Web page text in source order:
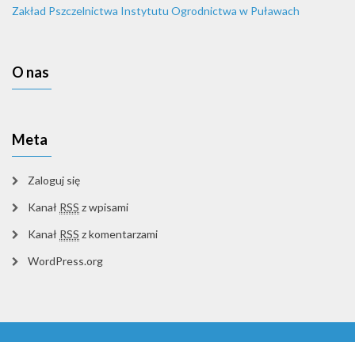
Zakład Pszczelnictwa Instytutu Ogrodnictwa w Puławach
O nas
Meta
Zaloguj się
Kanał RSS z wpisami
Kanał RSS z komentarzami
WordPress.org